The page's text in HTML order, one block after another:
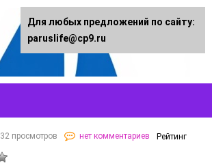
32 просмотров нет комментариев Рейтинг
Для любых предложений по сайту:
paruslife@cp9.ru